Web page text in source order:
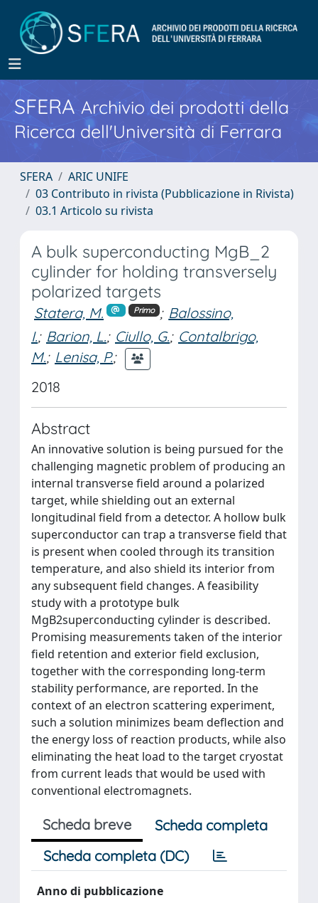
SFERA Archivio dei prodotti della
Ricerca dell'Università di Ferrara
SFERA
ARIC UNIFE
03 Contributo in rivista (Pubblicazione in Rivista)
03.1 Articolo su rivista
A bulk superconducting MgB_2
cylinder for holding transversely
polarized targets
Statera, M. Primo ; Balossino,
I.; Barion, L.; Ciullo, G.; Contalbrigo,
M.; Lenisa, P.;
2018
Abstract
An innovative solution is being pursued for the
challenging magnetic problem of producing an
internal transverse field around a polarized
target, while shielding out an external
longitudinal field from a detector. A hollow bulk
superconductor can trap a transverse field that
is present when cooled through its transition
temperature, and also shield its interior from
any subsequent field changes. A feasibility
study with a prototype bulk
MgB2superconducting cylinder is described.
Promising measurements taken of the interior
field retention and exterior field exclusion,
together with the corresponding long-term
stability performance, are reported. In the
context of an electron scattering experiment,
such a solution minimizes beam deflection and
the energy loss of reaction products, while also
eliminating the heat load to the target cryostat
from current leads that would be used with
conventional electromagnets.
Scheda breve
Scheda completa
Scheda completa (DC)
Anno di pubblicazione